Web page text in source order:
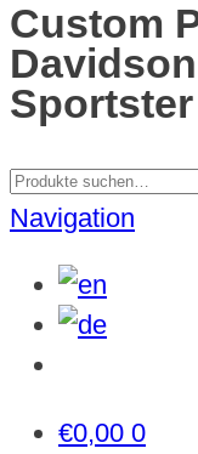
Custom
Sportster
Suche
nach:
Navigation
€0,00 0